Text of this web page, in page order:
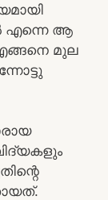
എന്നെ ആ
മുല